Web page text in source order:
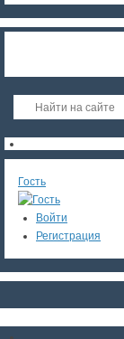
Гость
Войти
Регистрация